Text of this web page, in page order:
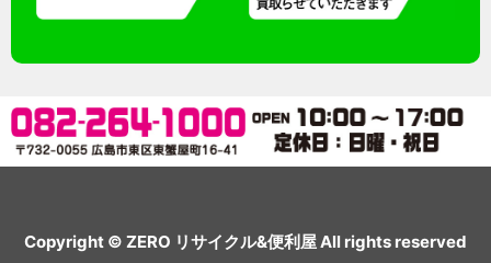
Copyright © ZERO リサイクル&便利屋 All rights reserved